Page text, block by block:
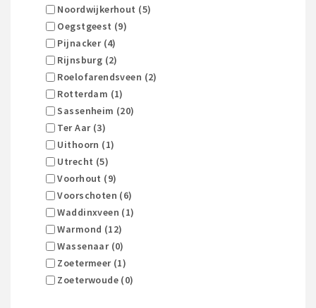
Noordwijkerhout (5)
Oegstgeest (9)
Pijnacker (4)
Rijnsburg (2)
Roelofarendsveen (2)
Rotterdam (1)
Sassenheim (20)
Ter Aar (3)
Uithoorn (1)
Utrecht (5)
Voorhout (9)
Voorschoten (6)
Waddinxveen (1)
Warmond (12)
Wassenaar (0)
Zoetermeer (1)
Zoeterwoude (0)